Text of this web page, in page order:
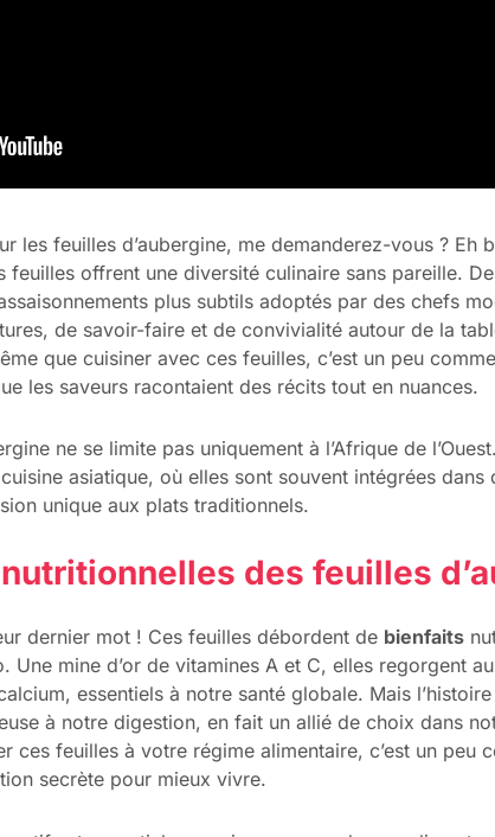
les feuilles d’aubergine, me demanderez-vous ? Eh
feuilles offrent une diversité culinaire sans pareille.
plus subtils adoptés par des chefs
de savoir-faire et de convivialité autour de la
que cuisiner avec ces feuilles, c’est un peu
les saveurs racontaient des récits tout en nuances.
ne se limite pas uniquement à l’Afrique de
asiatique, où elles sont souvent intégrées dans
unique aux plats traditionnels.
des feuilles
dernier mot ! Ces feuilles débordent de bienfaits
mine d’or de vitamines A et C, elles regorgent
essentiels à notre santé globale. Mais l’histoire
à notre digestion, en fait un allié de choix dans
ces feuilles à votre régime alimentaire, c’est un peu
secrète pour mieux vivre.